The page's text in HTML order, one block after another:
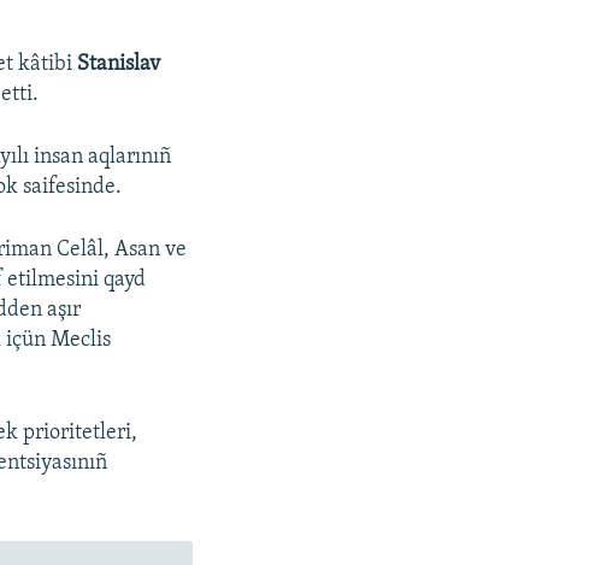
kâtibi Stanislav
insan aqlarınıñ
saifesinde.
Celâl, Asan ve
etilmesini qayd
aşır
içün Meclis
prioritetleri,